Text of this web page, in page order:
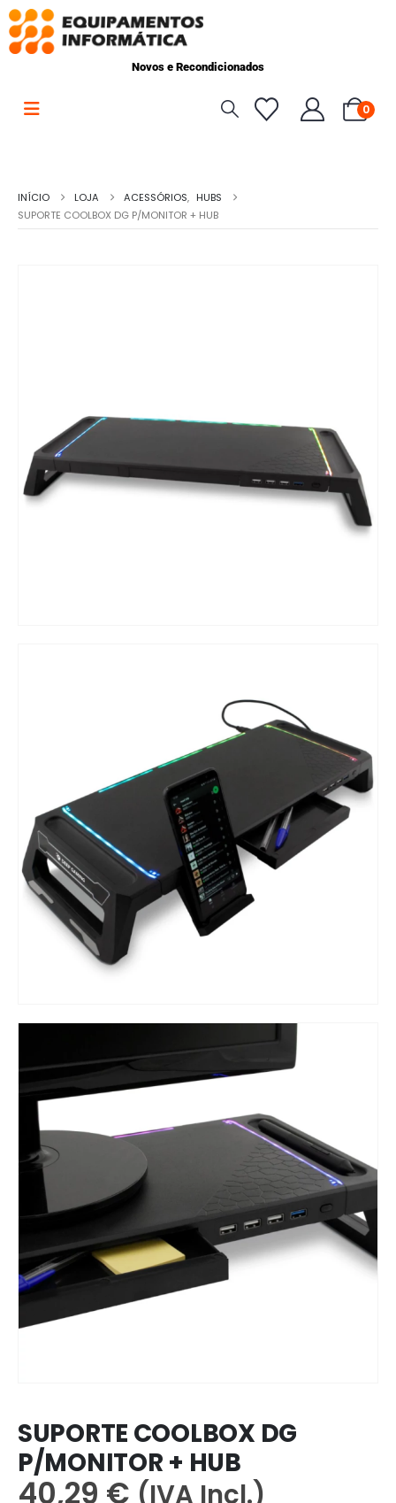
Novos e Recondicionados
0
INÍCIO LOJA ACESSÓRIOS, HUBS
SUPORTE COOLBOX DG P/MONITOR + HUB
SUPORTE COOLBOX DG
P/MONITOR + HUB
40,29 € (IVA Incl.)